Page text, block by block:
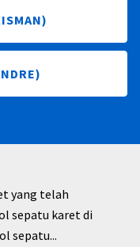
yang telah
sepatu karet di
sepatu...